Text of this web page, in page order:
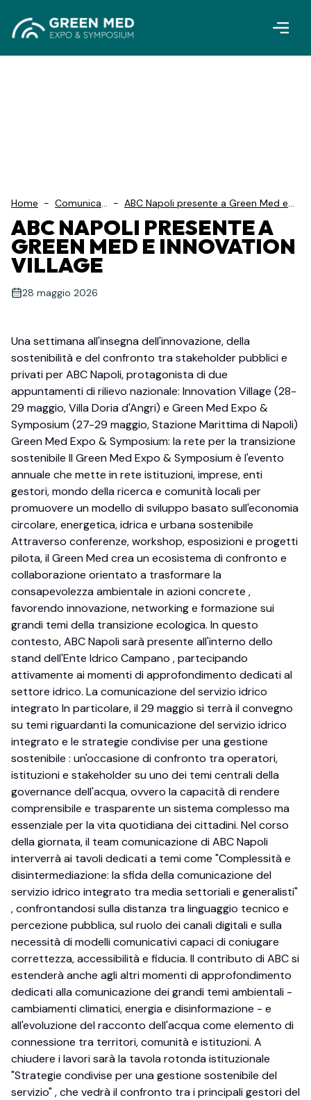
Home - Comunicati
- ABC Napoli presente a Green Med e
ABC NAPOLI PRESENTE A
GREEN MED E INNOVATION
VILLAGE
28 maggio 2026
Una settimana all'insegna dell'innovazione, della
sostenibilità e del confronto tra stakeholder pubblici e
privati per ABC Napoli, protagonista di due
appuntamenti di rilievo nazionale: Innovation Village (28-
29 maggio, Villa Doria d'Angri) e Green Med Expo &
Symposium (27-29 maggio, Stazione Marittima di Napoli)
Green Med Expo & Symposium: la rete per la transizione
sostenibile Il Green Med Expo & Symposium è l'evento
annuale che mette in rete istituzioni, imprese, enti
gestori, mondo della ricerca e comunità locali per
promuovere un modello di sviluppo basato sull'economia
circolare, energetica, idrica e urbana sostenibile
Attraverso conferenze, workshop, esposizioni e progetti
pilota, il Green Med crea un ecosistema di confronto e
collaborazione orientato a trasformare la
consapevolezza ambientale in azioni concrete ,
favorendo innovazione, networking e formazione sui
grandi temi della transizione ecologica. In questo
contesto, ABC Napoli sarà presente all'interno dello
stand dell'Ente Idrico Campano , partecipando
attivamente ai momenti di approfondimento dedicati al
settore idrico. La comunicazione del servizio idrico
integrato In particolare, il 29 maggio si terrà il convegno
su temi riguardanti la comunicazione del servizio idrico
integrato e le strategie condivise per una gestione
sostenibile : un'occasione di confronto tra operatori,
istituzioni e stakeholder su uno dei temi centrali della
governance dell'acqua, ovvero la capacità di rendere
comprensibile e trasparente un sistema complesso ma
essenziale per la vita quotidiana dei cittadini. Nel corso
della giornata, il team comunicazione di ABC Napoli
interverrà ai tavoli dedicati a temi come "Complessità e
disintermediazione: la sfida della comunicazione del
servizio idrico integrato tra media settoriali e generalisti"
, confrontandosi sulla distanza tra linguaggio tecnico e
percezione pubblica, sul ruolo dei canali digitali e sulla
necessità di modelli comunicativi capaci di coniugare
correttezza, accessibilità e fiducia. Il contributo di ABC si
estenderà anche agli altri momenti di approfondimento
dedicati alla comunicazione dei grandi temi ambientali -
cambiamenti climatici, energia e disinformazione - e
all'evoluzione del racconto dell'acqua come elemento di
connessione tra territori, comunità e istituzioni. A
chiudere i lavori sarà la tavola rotonda istituzionale
"Strategie condivise per una gestione sostenibile del
servizio" , che vedrà il confronto tra i principali gestori del